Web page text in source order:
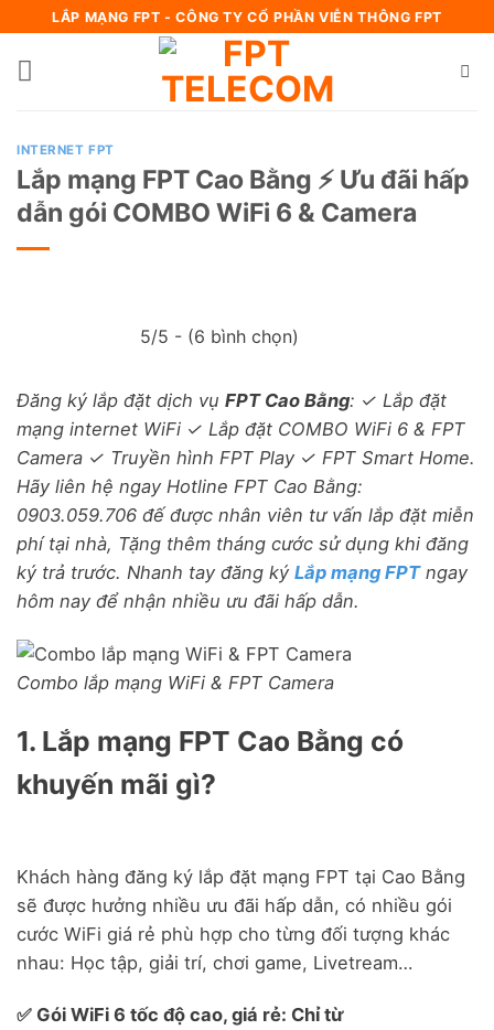
LẮP MẠNG FPT - CÔNG TY CỔ PHẦN VIỄN THÔNG FPT
INTERNET FPT
Lắp mạng FPT Cao Bằng ⚡️ Ưu đãi hấp
dẫn gói COMBO WiFi 6 & Camera
5/5 - (6 bình chọn)
Đăng ký lắp đặt dịch vụ FPT Cao Bằng: ✓ Lắp đặt
mạng internet WiFi ✓ Lắp đặt COMBO WiFi 6 & FPT
Camera ✓ Truyền hình FPT Play ✓ FPT Smart Home.
Hãy liên hệ ngay Hotline FPT Cao Bằng:
0903.059.706 đế được nhân viên tư vấn lắp đặt miễn
phí tại nhà, Tặng thêm tháng cước sử dụng khi đăng
ký trả trước. Nhanh tay đăng ký Lắp mạng FPTngay
hôm nay để nhận nhiều ưu đãi hấp dẫn.
Combo lắp mạng WiFi & FPT Camera
1. Lắp mạng FPT Cao Bằng có
khuyến mãi gì?
Khách hàng đăng ký lắp đặt mạng FPT tại Cao Bằng
sẽ được hưởng nhiều ưu đãi hấp dẫn, có nhiều gói
cước WiFi giá rẻ phù hợp cho từng đối tượng khác
nhau: Học tập, giải trí, chơi game, Livetream…
✅ Gói WiFi 6 tốc độ cao, giá rẻ: Chỉ từ